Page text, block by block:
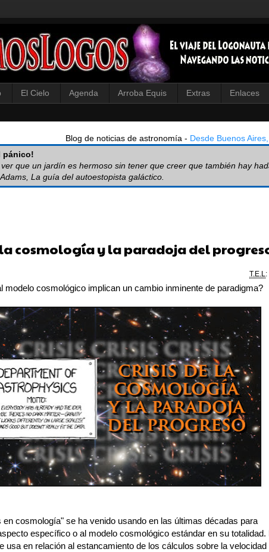
El Cielo Agenda Arroba Equis Extras Enlaces
Blog de noticias de astronomía - Desde Buenos
pánico!
que un jardín es hermoso sin tener que creer que también hay
La guía del autoestopista galáctico.
la cosmología y la paradoja del
T.E.L
modelo cosmológico implican un cambio inminente de paradigma?
en cosmología" se ha venido usando en las últimas décadas para
específico o al modelo cosmológico estándar en su totalidad.
usa en relación al estancamiento de los cálculos sobre la velocidad